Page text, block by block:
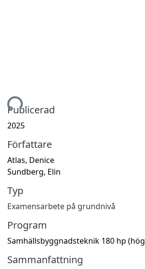
Publicerad
2025
Författare
Atlas, Denice
Sundberg, Elin
Typ
Examensarbete på grundnivå
Program
Samhällsbyggnadsteknik 180 hp
Sammanfattning